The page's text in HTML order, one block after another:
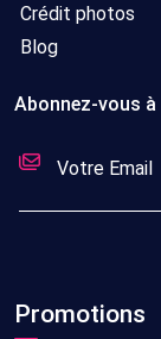
Crédit photos
Blog
Abonnez-vous
Promotions